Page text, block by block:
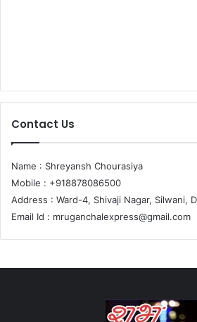
Contact Us
Name : Shreyansh Chourasiya
Mobile : +918878086500
Address : Ward-4, Shivaji Nagar, Silwani,
Email Id : mruganchalexpress@gmail.com